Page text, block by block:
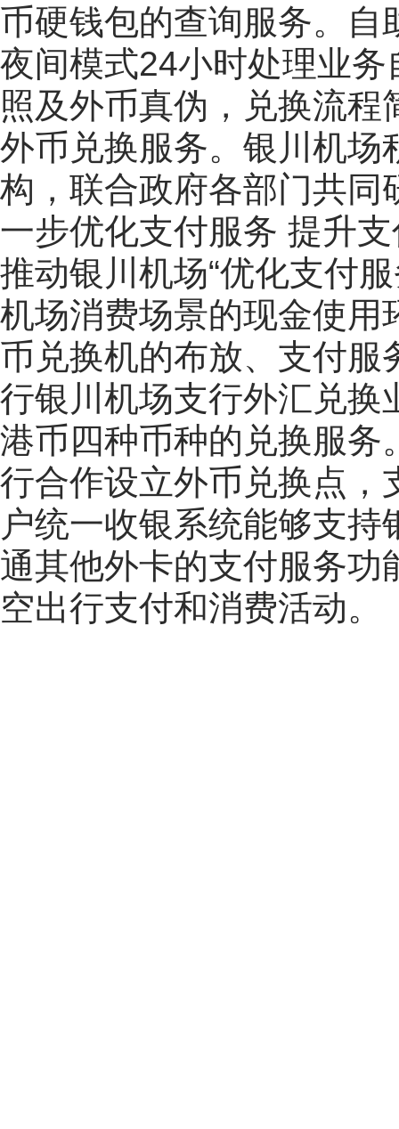
币硬钱包的查询服务。
夜间模式24小时处理业
照及外币真伪，兑换流
外币兑换服务。银川机场
构，联合政府各部门共同
一步优化支付服务 提升
推动银川机场“优化支付
机场消费场景的现金使用
币兑换机的布放、支付服
行银川机场支行外汇兑换
港币四种币种的兑换服务
行合作设立外币兑换点，
户统一收银系统能够支
通其他外卡的支付服务功
空出行支付和消费活动。